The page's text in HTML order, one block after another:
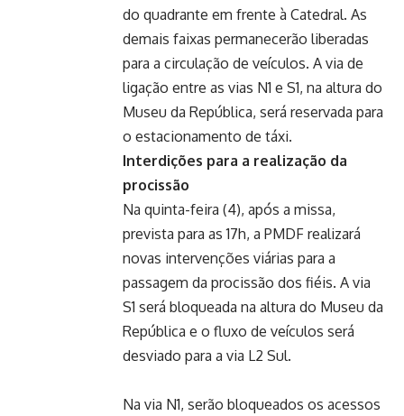
do quadrante em frente à Catedral. As
demais faixas permanecerão liberadas
para a circulação de veículos. A via de
ligação entre as vias N1 e S1, na altura do
Museu da República, será reservada para
o estacionamento de táxi.
Interdições para a realização da
procissão
Na quinta-feira (4), após a missa,
prevista para as 17h, a PMDF realizará
novas intervenções viárias para a
passagem da procissão dos fiéis. A via
S1 será bloqueada na altura do Museu da
República e o fluxo de veículos será
desviado para a via L2 Sul.
Na via N1, serão bloqueados os acessos